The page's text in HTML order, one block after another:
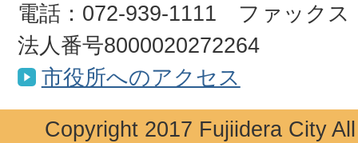
電話：072-939-1111 ファックス
法人番号8000020272264
市役所へのアクセス
Copyright 2017 Fujiidera City